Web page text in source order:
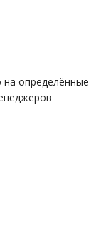
определённые